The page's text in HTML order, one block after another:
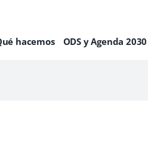
hacemos ODS y Agenda 2030